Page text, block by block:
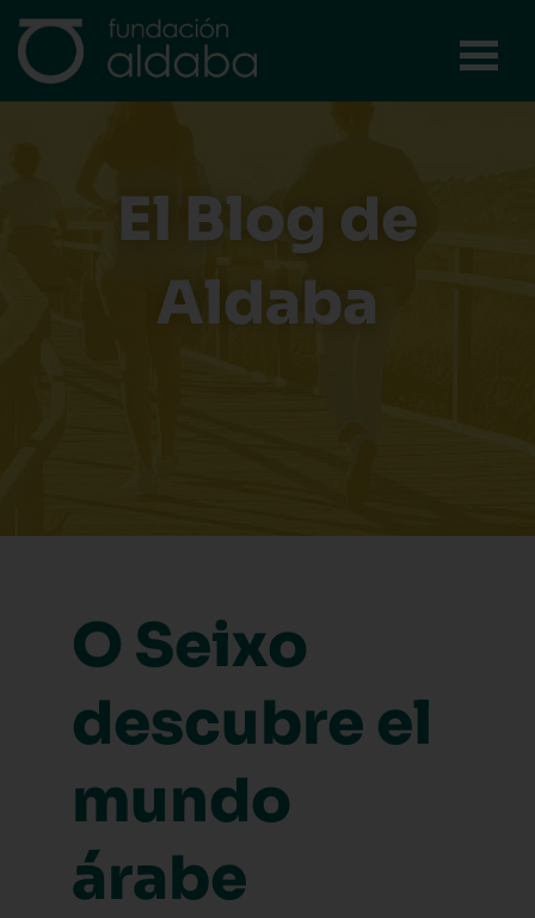
contenido
El Blog de
Aldaba
O Seixo
descubre el
mundo
árabe